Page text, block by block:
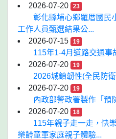
2026-07-20
23
彰化縣埔心鄉羅厝國民
工作人員甄選結果公...
2026-07-15
19
115年1-4月道路交通事
2026-07-20
19
2026城鎮韌性(全民防
2026-07-20
19
內政部警政署製作「預
2026-07-20
18
115年親子走一走，快
樂齡童軍家庭親子體驗...